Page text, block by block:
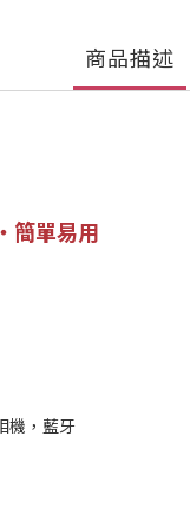
商品描述
‧簡單易用
機，藍牙